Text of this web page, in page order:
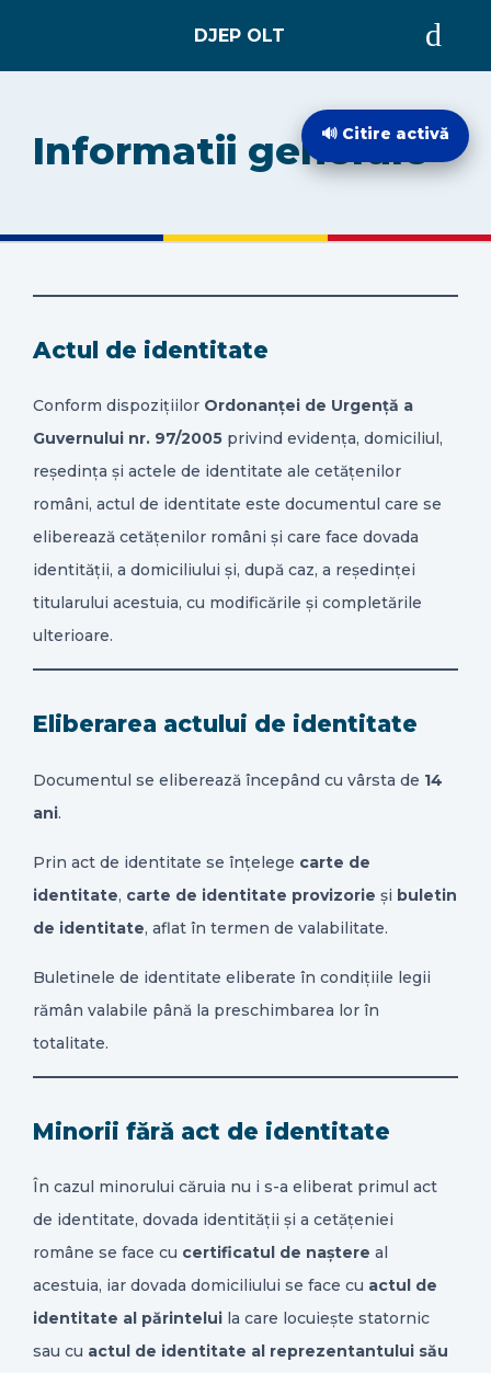
EVIDENȚA PERSOANELOR
INFORMAȚII DE INTERES PUBLIC
CONTACT
Informatii generale
Actul de identitate
Conform dispozițiilor Ordonanței de Urgență a
Guvernului nr. 97/2005 privind evidența, domiciliul,
reședința și actele de identitate ale cetățenilor
români, actul de identitate este documentul care se
eliberează cetățenilor români și care face dovada
identității, a domiciliului și, după caz, a reședinței
titularului acestuia, cu modificările și completările
ulterioare.
Eliberarea actului de identitate
Documentul se eliberează începând cu vârsta de 14
ani.
Prin act de identitate se înțelege carte de
identitate, carte de identitate provizorie și buletin
de identitate, aflat în termen de valabilitate.
Buletinele de identitate eliberate în condițiile legii
rămân valabile până la preschimbarea lor în
totalitate.
Minorii fără act de identitate
În cazul minorului căruia nu i s-a eliberat primul act
de identitate, dovada identității și a cetățeniei
române se face cu certificatul de naștere al
acestuia, iar dovada domiciliului se face cu actul de
identitate al părintelui la care locuiește statornic
sau cu actul de identitate al reprezentantului său
🔊 Citire activă